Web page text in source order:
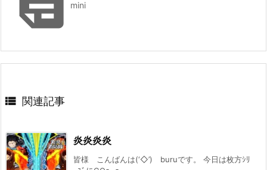
mini
 関連記事
炎炎炎炎
皆様 こんばんは(‘◇’)ゞburuです。 今日は枚方ｼﾘ